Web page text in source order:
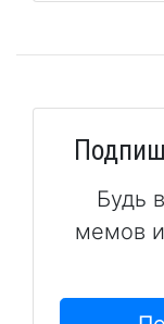
Будь
мемов